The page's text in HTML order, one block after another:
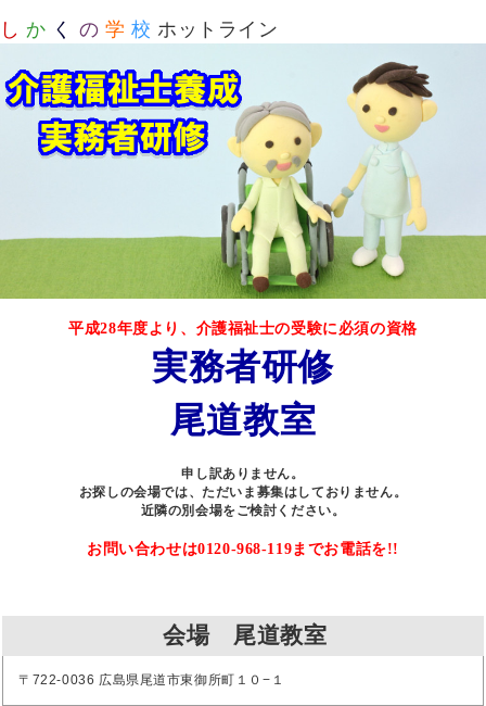
し か く の 学 校 ホットライン
平成28年度より、介護福祉士の受験に必須の資格
実務者研修
尾道教室
申し訳ありません。
お探しの会場では、ただいま募集はしておりません。
近隣の別会場をご検討ください。
お問い合わせは0120-968-119までお電話を!!
会場 尾道教室
〒722-0036 広島県尾道市東御所町１０−１